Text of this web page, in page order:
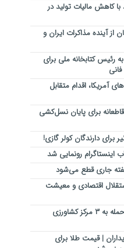
کاهش مالیات تولید در
از آینده مذاکرات ایران و
رئیس کتابخانه ملی برای
آمریکا، اقدام متقابل
برای پایان نسل‌کشی
برای دارندگان کولر گازی!
اینستاگرام رونمایی شد
هفته جاری قطع می‌شود
اقتصادی و معیشت
جنایت اسرائیل در حمله به ۳ مرکز کشاورزی
| قیمت طلا برای